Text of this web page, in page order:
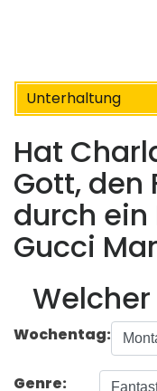
Unterhaltung
Hat
Gott, den
durch
Gucci
Welcher
Wochentag:
Genre: